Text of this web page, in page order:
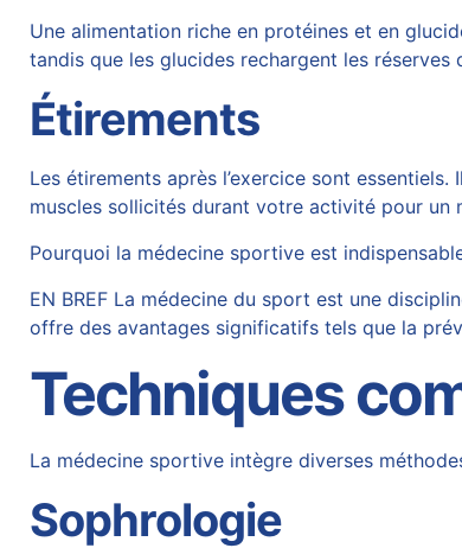
Une alimentation riche en protéines et en
tandis que les glucides rechargent les
Étirements
Les étirements après l’exercice sont
muscles sollicités durant votre activité pour un
Pourquoi la médecine sportive est
EN BREF La médecine du sport est une
offre des avantages significatifs tels que la
Techniques
La médecine sportive intègre diverses
Sophrologie